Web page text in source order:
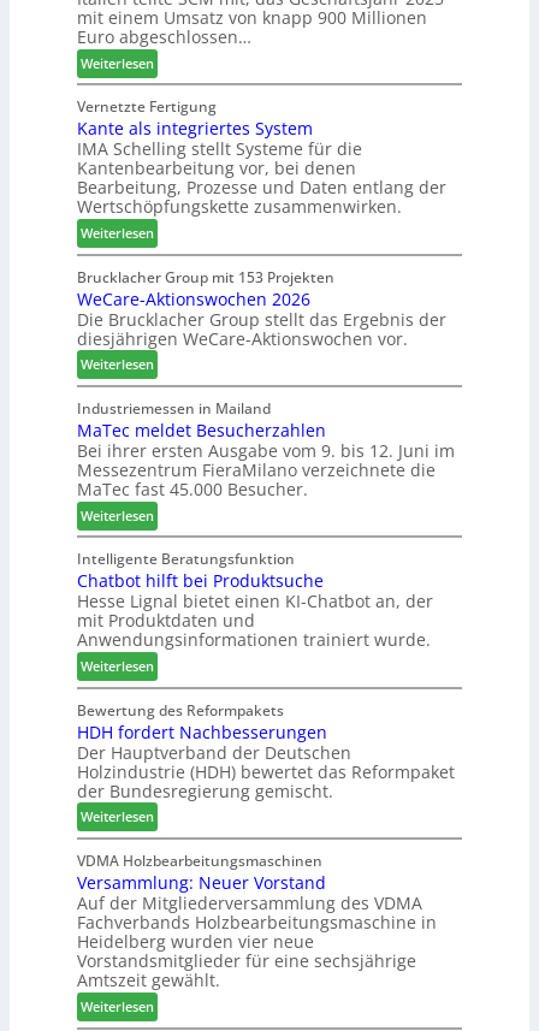
o
z
e
s
s
T
r
e
f
f
e
i
n
n
:
N
e
u
e
r
G
e
s
c
h
ä
f
t
s
f
ü
h
r
e
r
mit einem Umsatz von knapp 900 Millionen
Euro abgeschlossen…
Weiterlesen:
S
C
M
z
i
e
h
t
B
i
l
a
n
z
i
n
I
t
a
l
i
e
n
Vernetzte Fertigung
Kante als integriertes System
IMA Schelling stellt Systeme für die
Kantenbearbeitung vor, bei denen
Bearbeitung, Prozesse und Daten entlang der
Wertschöpfungskette zusammenwirken.
Weiterlesen:
K
a
n
t
e
l
s
i
n
t
e
r
i
e
r
t
e
s
S
y
s
t
e
m
Brucklacher Group mit 153 Projekten
WeCare-Aktionswochen 2026
Die Brucklacher Group stellt das Ergebnis der
diesjährigen WeCare-Aktionswochen vor.
Weiterlesen:
W
e
C
a
r
e
-
A
k
t
i
o
n
s
w
o
c
h
e
n
2
0
2
6
Industriemessen in Mailand
MaTec meldet Besucherzahlen
Bei ihrer ersten Ausgabe vom 9. bis 12. Juni im
Messezentrum FieraMilano verzeichnete die
MaTec fast 45.000 Besucher.
Weiterlesen:
M
a
T
e
c
m
e
l
d
e
t
B
e
s
u
c
h
e
r
z
a
h
l
Intelligente Beratungsfunktion
Chatbot hilft bei Produktsuche
Hesse Lignal bietet einen KI-Chatbot an, der
mit Produktdaten und
Anwendungsinformationen trainiert wurde.
Weiterlesen:
C
h
a
t
b
o
t
h
i
l
f
t
b
e
i
P
Bewertung des Reformpakets
HDH fordert Nachbesserungen
Der Hauptverband der Deutschen
Holzindustrie (HDH) bewertet das Reformpaket
der Bundesregierung gemischt.
Weiterlesen:
H
D
H
f
o
r
d
e
r
VDMA Holzbearbeitungsmaschinen
Versammlung: Neuer Vorstand
Auf der Mitgliederversammlung des VDMA
Fachverbands Holzbearbeitungsmaschine in
Heidelberg wurden vier neue
Vorstandsmitglieder für eine sechsjährige
Amtszeit gewählt.
Weiterlesen:
V